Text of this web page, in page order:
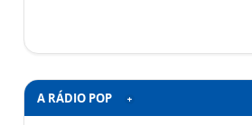
A RÁDIO POP